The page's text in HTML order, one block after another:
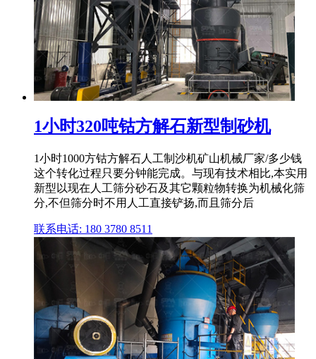
1小时320吨钴方解石新型制砂机
1小时1000方钴方解石人工制沙机矿山机械厂家/多少钱
这个转化过程只要分钟能完成。与现有技术相比,本实用
新型以现在人工筛分砂石及其它颗粒物转换为机械化筛
分,不但筛分时不用人工直接铲扬,而且筛分后
联系电话: 180 3780 8511